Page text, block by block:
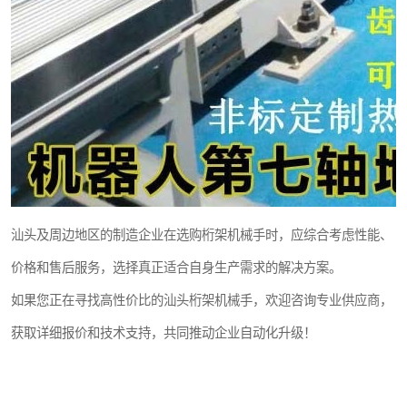
汕头及周边地区的制造企业在选购桁架机械手时，应综合考虑性能、
价格和售后服务，选择真正适合自身生产需求的解决方案。
如果您正在寻找高性价比的汕头桁架机械手，欢迎咨询专业供应商，
获取详细报价和技术支持，共同推动企业自动化升级！